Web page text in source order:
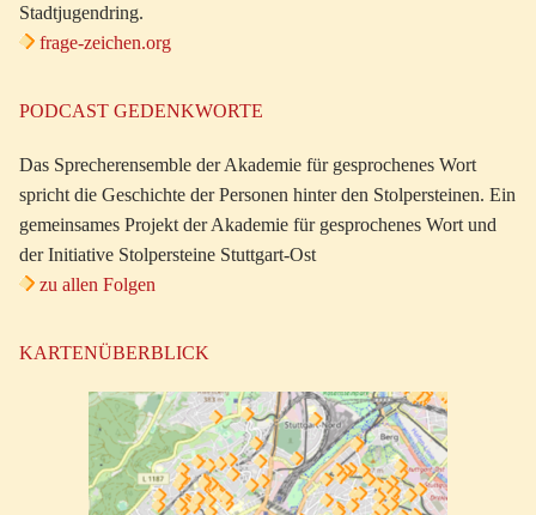
Stadtjugendring.
frage-zeichen.org
PODCAST GEDENKWORTE
Das Sprecherensemble der Akademie für gesprochenes Wort
spricht die Geschichte der Personen hinter den Stolpersteinen. Ein
gemeinsames Projekt der Akademie für gesprochenes Wort und
der Initiative Stolpersteine Stuttgart-Ost
zu allen Folgen
KARTENÜBERBLICK